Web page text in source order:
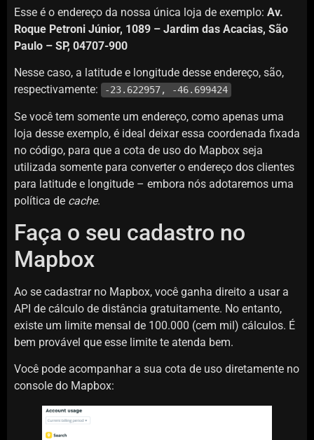
Esse é o endereço da nossa única loja de exemplo: Av.
Roque Petroni Júnior, 1089 – Jardim das Acacias, São
Paulo – SP, 04707-900
Nesse caso, a latitude e longitude desse endereço, são,
respectivamente:
-23.622957, -46.699424
Se você tem somente um endereço, como apenas uma
loja desse exemplo, é ideal deixar essa coordenada fixada
no código, para que a cota de uso do Mapbox seja
utilizada somente para converter o endereço dos clientes
para latitude e longitude – embora nós adotaremos uma
política de cache.
Faça o seu cadastro no
Mapbox
Ao se cadastrar no Mapbox, você ganha direito a usar a
API de cálculo de distância gratuitamente. No entanto,
existe um limite mensal de 100.000 (cem mil) cálculos. É
bem provável que esse limite te atenda bem.
Você pode acompanhar a sua cota de uso diretamente no
console do Mapbox: